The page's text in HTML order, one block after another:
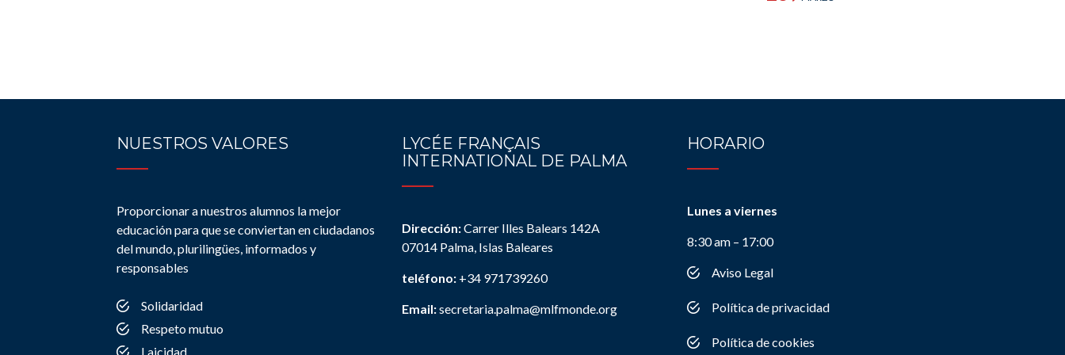
NUESTROS VALORES
Proporcionar a nuestros alumnos la mejor
educación para que se conviertan en ciudadanos
del mundo, plurilingües, informados y
responsables
Solidaridad
Respeto mutuo
Laicidad
LYCÉE FRANÇAIS
INTERNATIONAL DE PALMA
Dirección:Carrer Illes Balears 142A
07014 Palma, Islas Baleares
teléfono: +34 971739260
Email:secretaria.palma@mlfmonde.org
HORARIO
Lunes a viernes
8:30 am – 17:00
Aviso Legal
Política de privacidad
Política de cookies